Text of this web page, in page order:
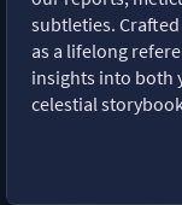
subtleties.
as a lifelong
insights into both
celestial